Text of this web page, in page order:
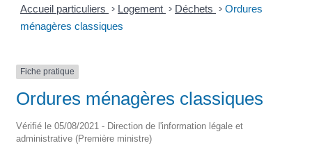
Accueil particuliers > Logement > Déchets > Ordures
ménagères classiques
Fiche pratique
Ordures ménagères classiques
Vérifié le 05/08/2021 - Direction de l'information légale et
administrative (Première ministre)